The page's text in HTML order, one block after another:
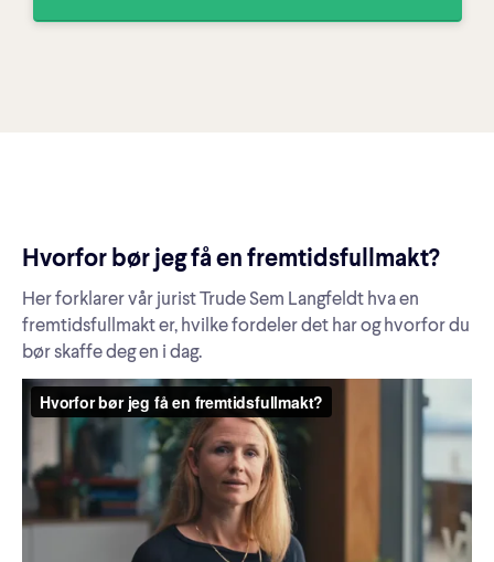
Hvorfor bør jeg få en fremtidsfullmakt?
Her forklarer vår jurist Trude Sem Langfeldt hva en
fremtidsfullmakt er, hvilke fordeler det har og hvorfor du
bør skaffe deg en i dag.